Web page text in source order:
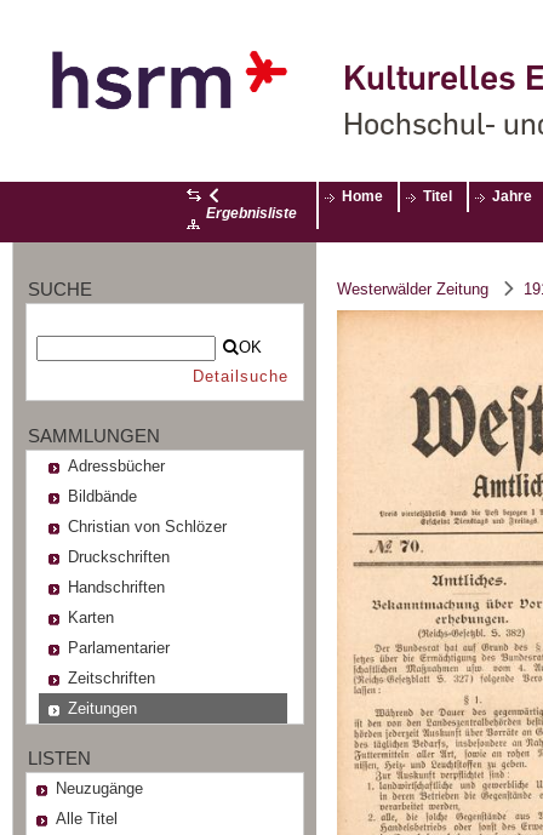
Kulturelles
Hochschul-
Ergebnisliste
Home Titel Jahre
SUCHE
OK
Detailsuche
SAMMLUNGEN
Adressbücher
Bildbände
Christian von Schlözer
Druckschriften
Handschriften
Karten
Parlamentarier
Zeitschriften
Zeitungen
LISTEN
Neuzugänge
Alle Titel
Westerwälder Zeitung